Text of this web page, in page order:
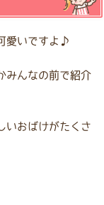
愛いですよ♪
みんなの前で紹介
いおばけがたくさ